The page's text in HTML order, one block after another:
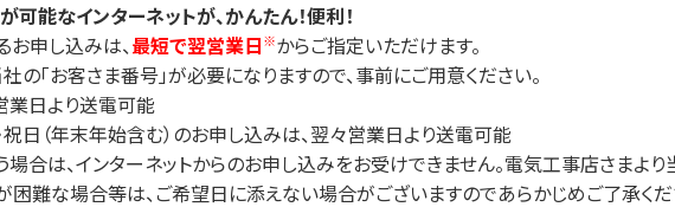
能なインターネットが、かんたん！便利！
申し込みは、最短で翌営業日※からご指定いただけます。
「お客さま番号」が必要になりますので、事前にご用意ください。
日より送電可能
（年末年始含む）のお申し込みは、翌々営業日より送電可能
合は、インターネットからのお申し込みをお受けできません。電気工事店さまより
難な場合等は、ご希望日に添えない場合がございますのであらかじめご了承くだ